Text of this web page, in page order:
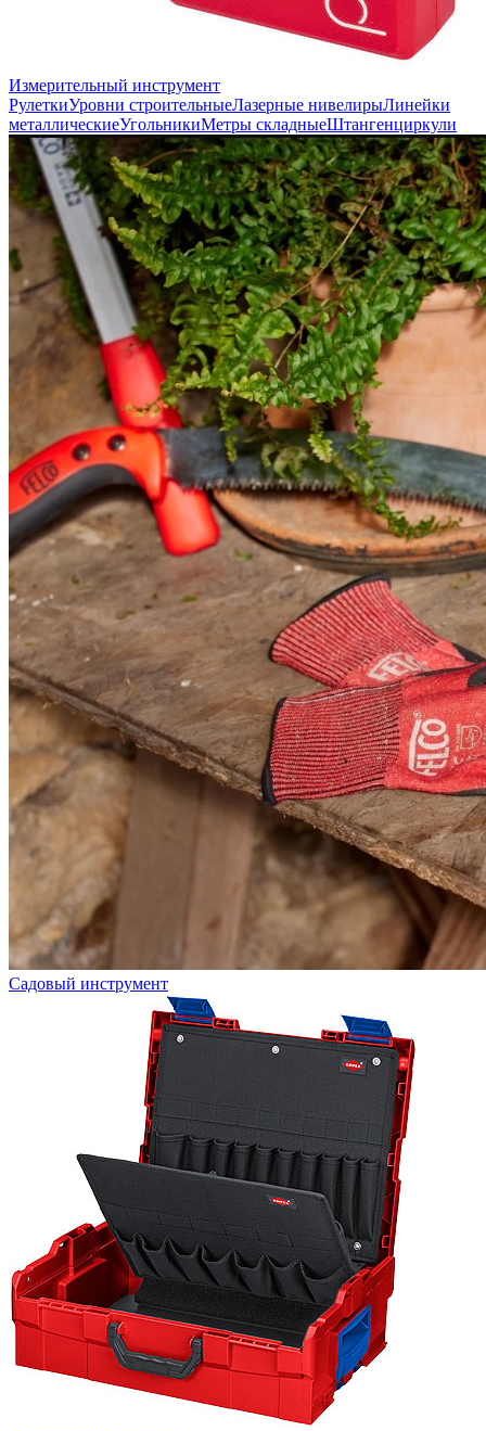
Измерительный инструмент
РулеткиУровни строительныеЛазерные нивелирыЛинейки
металлическиеУгольникиМетры складныеШтангенциркули
Садовый инструмент